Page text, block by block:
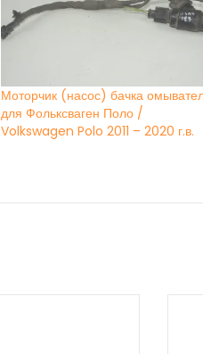
Моторчик (насос) бачка
для Фольксваген Поло /
Volkswagen Polo 2011 – 2020 г.в.